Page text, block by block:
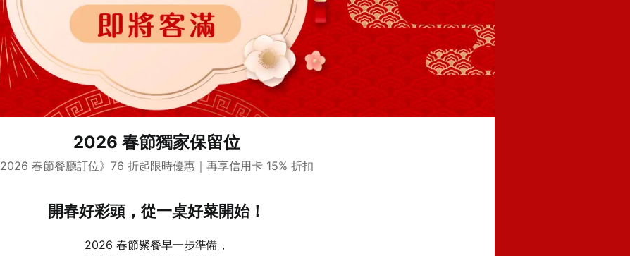
2026 春節獨家保留位
2026 春節餐廳訂位》76 折起限時優惠｜再享信用卡 15% 折扣
開春好彩頭，從一桌好菜開始！
2026 春節聚餐早一步準備，